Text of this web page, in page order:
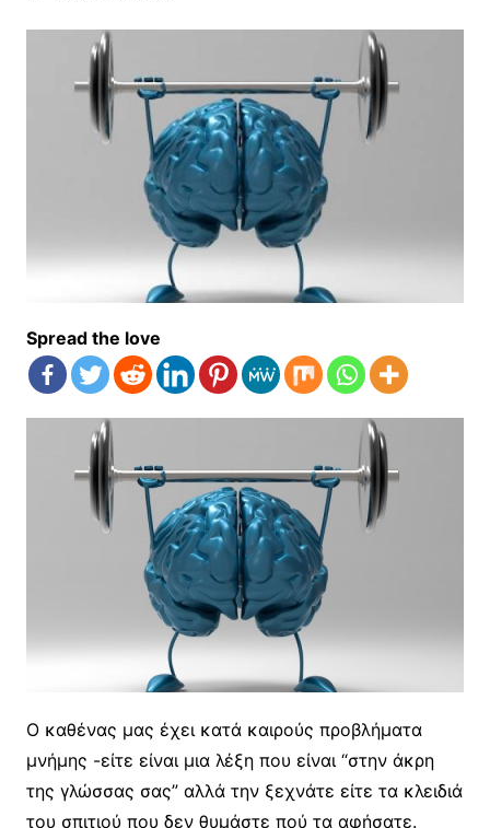
Spread the love
Ο καθένας μας έχει κατά καιρούς προβλήματα
μνήμης -είτε είναι μια λέξη που είναι “στην άκρη
της γλώσσας σας” αλλά την ξεχνάτε είτε τα κλειδιά
του σπιτιού που δεν θυμάστε πού τα αφήσατε.